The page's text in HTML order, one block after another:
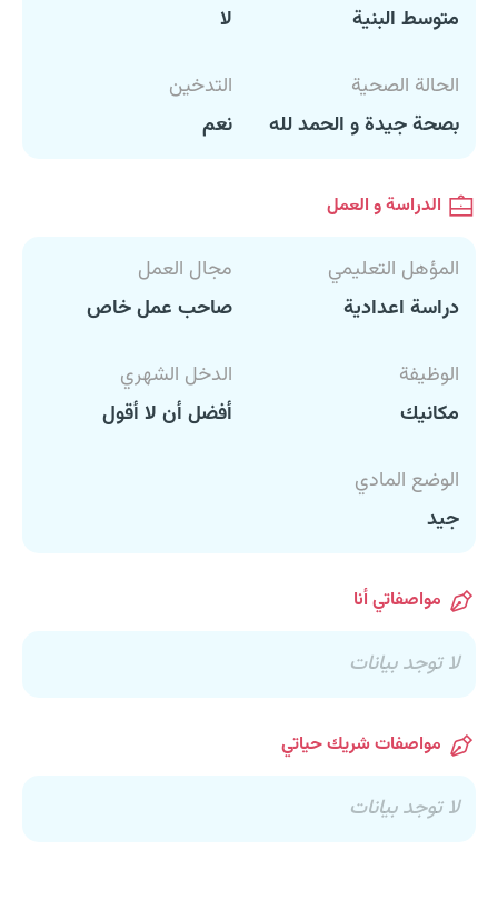
متوسط البنية
لا
الحالة الصحية
بصحة جيدة و الحمد لله
التدخين
نعم
الدراسة و العمل
المؤهل التعليمي
دراسة اعدادية
مجال العمل
صاحب عمل خاص
الوظيفة
مكانيك
الدخل الشهري
أفضل أن لا أقول
الوضع المادي
جيد
مواصفاتي أنا
لا توجد بيانات
مواصفات شريك حياتي
لا توجد بيانات